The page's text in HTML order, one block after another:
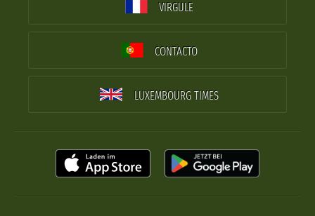
VIRGULE
CONTACTO
LUXEMBOURG TIMES